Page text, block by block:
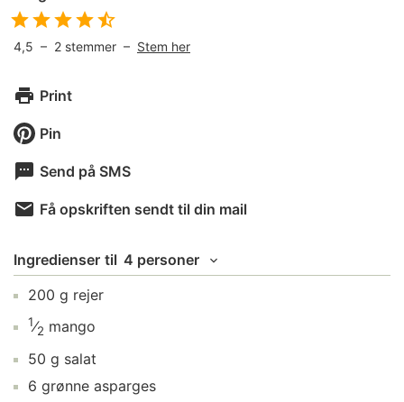
4,5 – 2 stemmer – Stem her
Print
Pin
Send på SMS
Få opskriften sendt til din mail
Ingredienser til 4 personer
200 g rejer
1⁄2 mango
50 g salat
6 grønne asparges